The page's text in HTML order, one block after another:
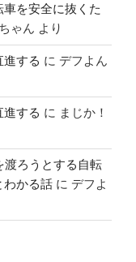
を安全に抜くた
ゃん より
する に デフよん
する に まじか！
渡ろうとする自転
わかる話 に デフよ